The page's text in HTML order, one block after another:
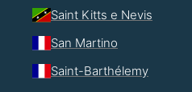
Saint Kitts e Nevis
San Martino
Saint-Barthélemy